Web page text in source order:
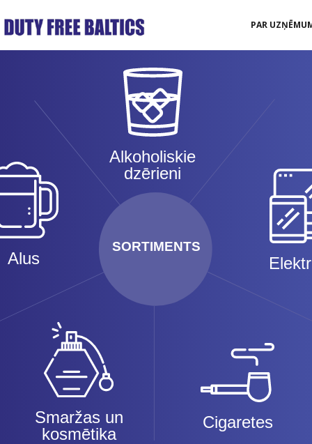
PAR
SORTIMENTS
Alkoholiskie
dzērieni
Alus
Smaržas un
kosmētika
Cigaretes